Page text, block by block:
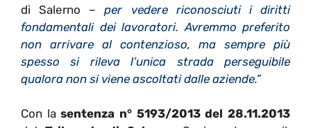
di Salerno – per vedere riconosciuti i diritti
fondamentali dei lavoratori. Avremmo preferito
non arrivare al contenzioso, ma sempre più
spesso si rileva l’unica strada perseguibile
qualora non si viene ascoltati dalle aziende.”
Con lasentenza n° 5193/2013 del 28.11.2013